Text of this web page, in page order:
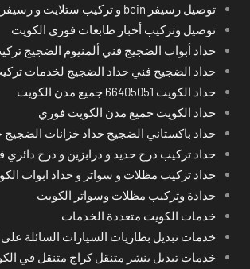
توصيل رسيفر bein و تركيب ستلايت و رسيفرات في الكويت
توصيل وتركيب أخبار طابعات فوري الكويت
حداد أبواب الضجيج فني ألمنيوم الضجيج
حداد الضجيج فني حداد الضجيج لخدمات
حداد الكويت 66405051 جميع مدن الكويت
حداد الكويت جميع مدن الكويت فوري
حداد باكستاني الضجيج حداد خزانات
حداد تركيب درج حديد و درابزين و درج دائري
حداد تركيب مظلات و سواتر و حداد ابواب
حدادة وتركيب مظلات وسواتر الكويت
خدمات الكويت متعددة الخدمات
خدمات تبديل بطاريات السيارات السائلة
خدمات تبديل بنشر متنقل كراج متنقل في